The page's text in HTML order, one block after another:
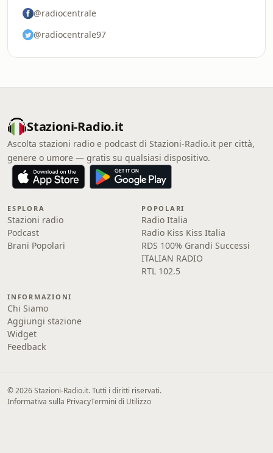
@radiocentrale
@radiocentrale97
Stazioni-Radio.it
Ascolta stazioni radio e podcast di Stazioni-Radio.it per città,
genere o umore — gratis su qualsiasi dispositivo.
ESPLORA
Stazioni radio
Podcast
Brani Popolari
POPOLARI
Radio Italia
Radio Kiss Kiss Italia
RDS 100% Grandi Successi
ITALIAN RADIO
RTL 102.5
INFORMAZIONI
Chi Siamo
Aggiungi stazione
Widget
Feedback
© 2026 Stazioni-Radio.it. Tutti i diritti riservati.
Informativa sulla PrivacyTermini di Utilizzo